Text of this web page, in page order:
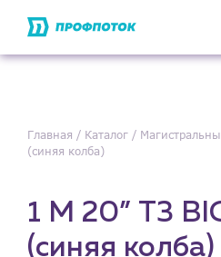
Главная Каталог
(синяя колба)
1 М 20” Т3
(синяя колба)